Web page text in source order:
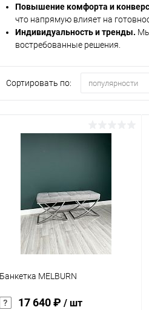
Повышение комфорта и
что напрямую влияет на
Индивидуальность и тренды.
востребованные решения.
Сортировать по: популярности
Банкетка MELBURN
17 640 ₽ / шт